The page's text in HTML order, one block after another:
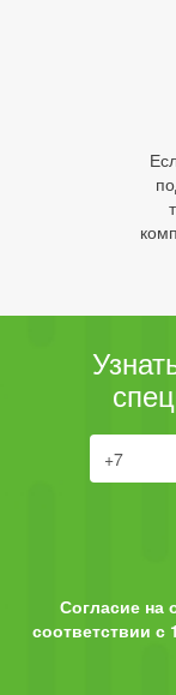
Согласие на
соответствии